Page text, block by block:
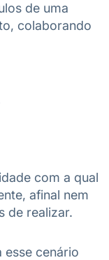
de uma
colaborando
com a qual
afinal nem
de realizar.
cenário